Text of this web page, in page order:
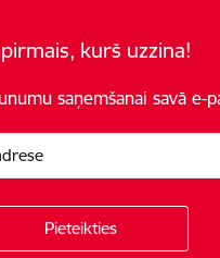
kurš uzzina!
saņemšanai savā e-